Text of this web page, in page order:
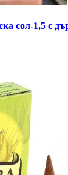
сол-1,5 с